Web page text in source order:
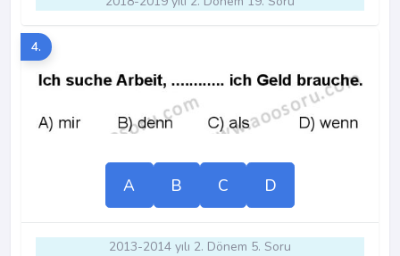
4.
A B C D
2013-2014 yılı 2. Dönem 5. Soru